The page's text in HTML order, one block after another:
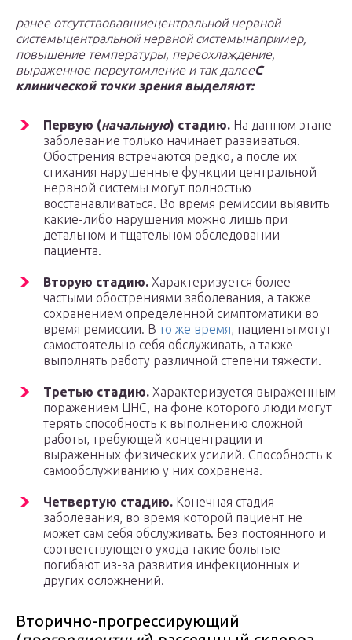
ранее отсутствовавшиецентральной нервной
системыцентральной нервной системынапример,
повышение температуры, переохлаждение,
выраженное переутомление и так далееС
клинической точки зрения выделяют:
Первую (начальную) стадию. На данном этапе
заболевание только начинает развиваться.
Обострения встречаются редко, а после их
стихания нарушенные функции центральной
нервной системы могут полностью
восстанавливаться. Во время ремиссии выявить
какие-либо нарушения можно лишь при
детальном и тщательном обследовании
пациента.
Вторую стадию. Характеризуется более
частыми обострениями заболевания, а также
сохранением определенной симптоматики во
время ремиссии. В то же время, пациенты могут
самостоятельно себя обслуживать, а также
выполнять работу различной степени тяжести.
Третью стадию. Характеризуется выраженным
поражением ЦНС, на фоне которого люди могут
терять способность к выполнению сложной
работы, требующей концентрации и
выраженных физических усилий. Способность к
самообслуживанию у них сохранена.
Четвертую стадию. Конечная стадия
заболевания, во время которой пациент не
может сам себя обслуживать. Без постоянного и
соответствующего ухода такие больные
погибают из-за развития инфекционных и
других осложнений.
Вторично-прогрессирующий